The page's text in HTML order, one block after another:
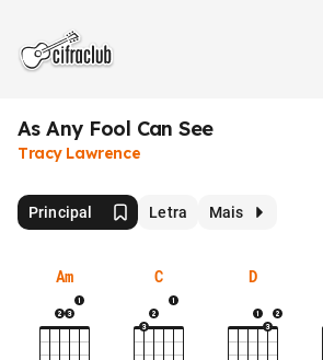
As Any Fool Can See
Tracy Lawrence
Principal Letra Mais
Am C D